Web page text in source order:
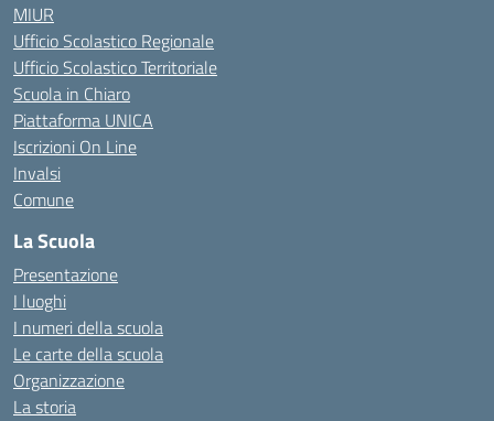
MIUR
Ufficio Scolastico Regionale
Ufficio Scolastico Territoriale
Scuola in Chiaro
Piattaforma UNICA
Iscrizioni On Line
Invalsi
Comune
La Scuola
Presentazione
I luoghi
I numeri della scuola
Le carte della scuola
Organizzazione
La storia